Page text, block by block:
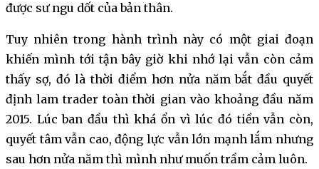
được sư ngu dốt của bản thân.
Tuy nhiên trong hành trình này có một giai đoạn
khiến mình tới tận bây giờ khi nhớ lại vẫn còn cảm
thấy sợ, đó là thời điểm hơn nửa năm bắt đầu quyết
định lam trader toàn thời gian vào khoảng đầu năm
2015. Lúc ban đầu thì khá ổn vì lúc đó tiền vẫn còn,
quyết tâm vẫn cao, động lực vẫn lớn mạnh lắm nhưng
sau hơn nửa năm thì mình như muốn trầm cảm luôn.